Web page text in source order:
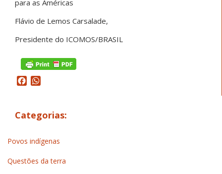
para as Américas
Flávio de Lemos Carsalade,
Presidente do ICOMOS/BRASIL
Facebook
Categorias:
Povos indígenas
Questões da terra